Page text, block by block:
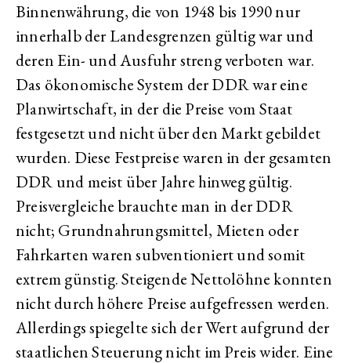
Binnenwährung, die von 1948 bis 1990 nur
innerhalb der Landesgrenzen gültig war und
deren Ein- und Ausfuhr streng verboten war.
Das ökonomische System der DDR war eine
Planwirtschaft, in der die Preise vom Staat
festgesetzt und nicht über den Markt gebildet
wurden. Diese Festpreise waren in der gesamten
DDR und meist über Jahre hinweg gültig.
Preisvergleiche brauchte man in der DDR
nicht; Grundnahrungsmittel, Mieten oder
Fahrkarten waren subventioniert und somit
extrem günstig. Steigende Nettolöhne konnten
nicht durch höhere Preise aufgefressen werden.
Allerdings spiegelte sich der Wert aufgrund der
staatlichen Steuerung nicht im Preis wider. Eine